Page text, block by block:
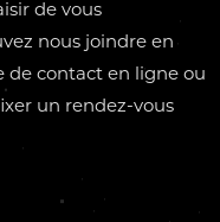
de vous
nous joindre en
de contact en ligne ou
un rendez-vous